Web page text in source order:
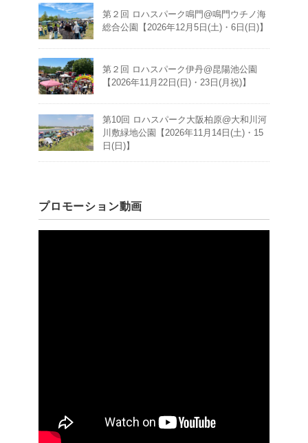
第２回 ロハスパーク鳴門@鳴門ウチノ海
総合公園【2026年12月5日(土)・6日(日)】
第２回 ロハスパーク伊丹@昆陽池公園
【2026年11月22日(日)・23日(月祝)】
第10回 ロハスパーク大阪柏原@大和川河
川敷緑地公園【2026年11月14日(土)・15
日(日)】
プロモーション動画